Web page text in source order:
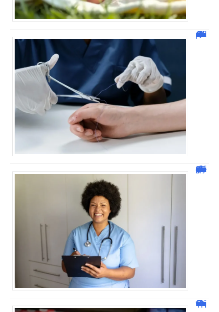
Que faire si un fil de suture non résorbable reste dans la plaie ?
Analyse de situation IFSI : exemple & guide pratique
Peut-on prendre un doliprane avec un antihistaminique ?